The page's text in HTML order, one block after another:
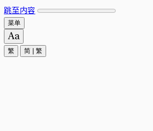
跳至内容
菜单
繁 简 繁